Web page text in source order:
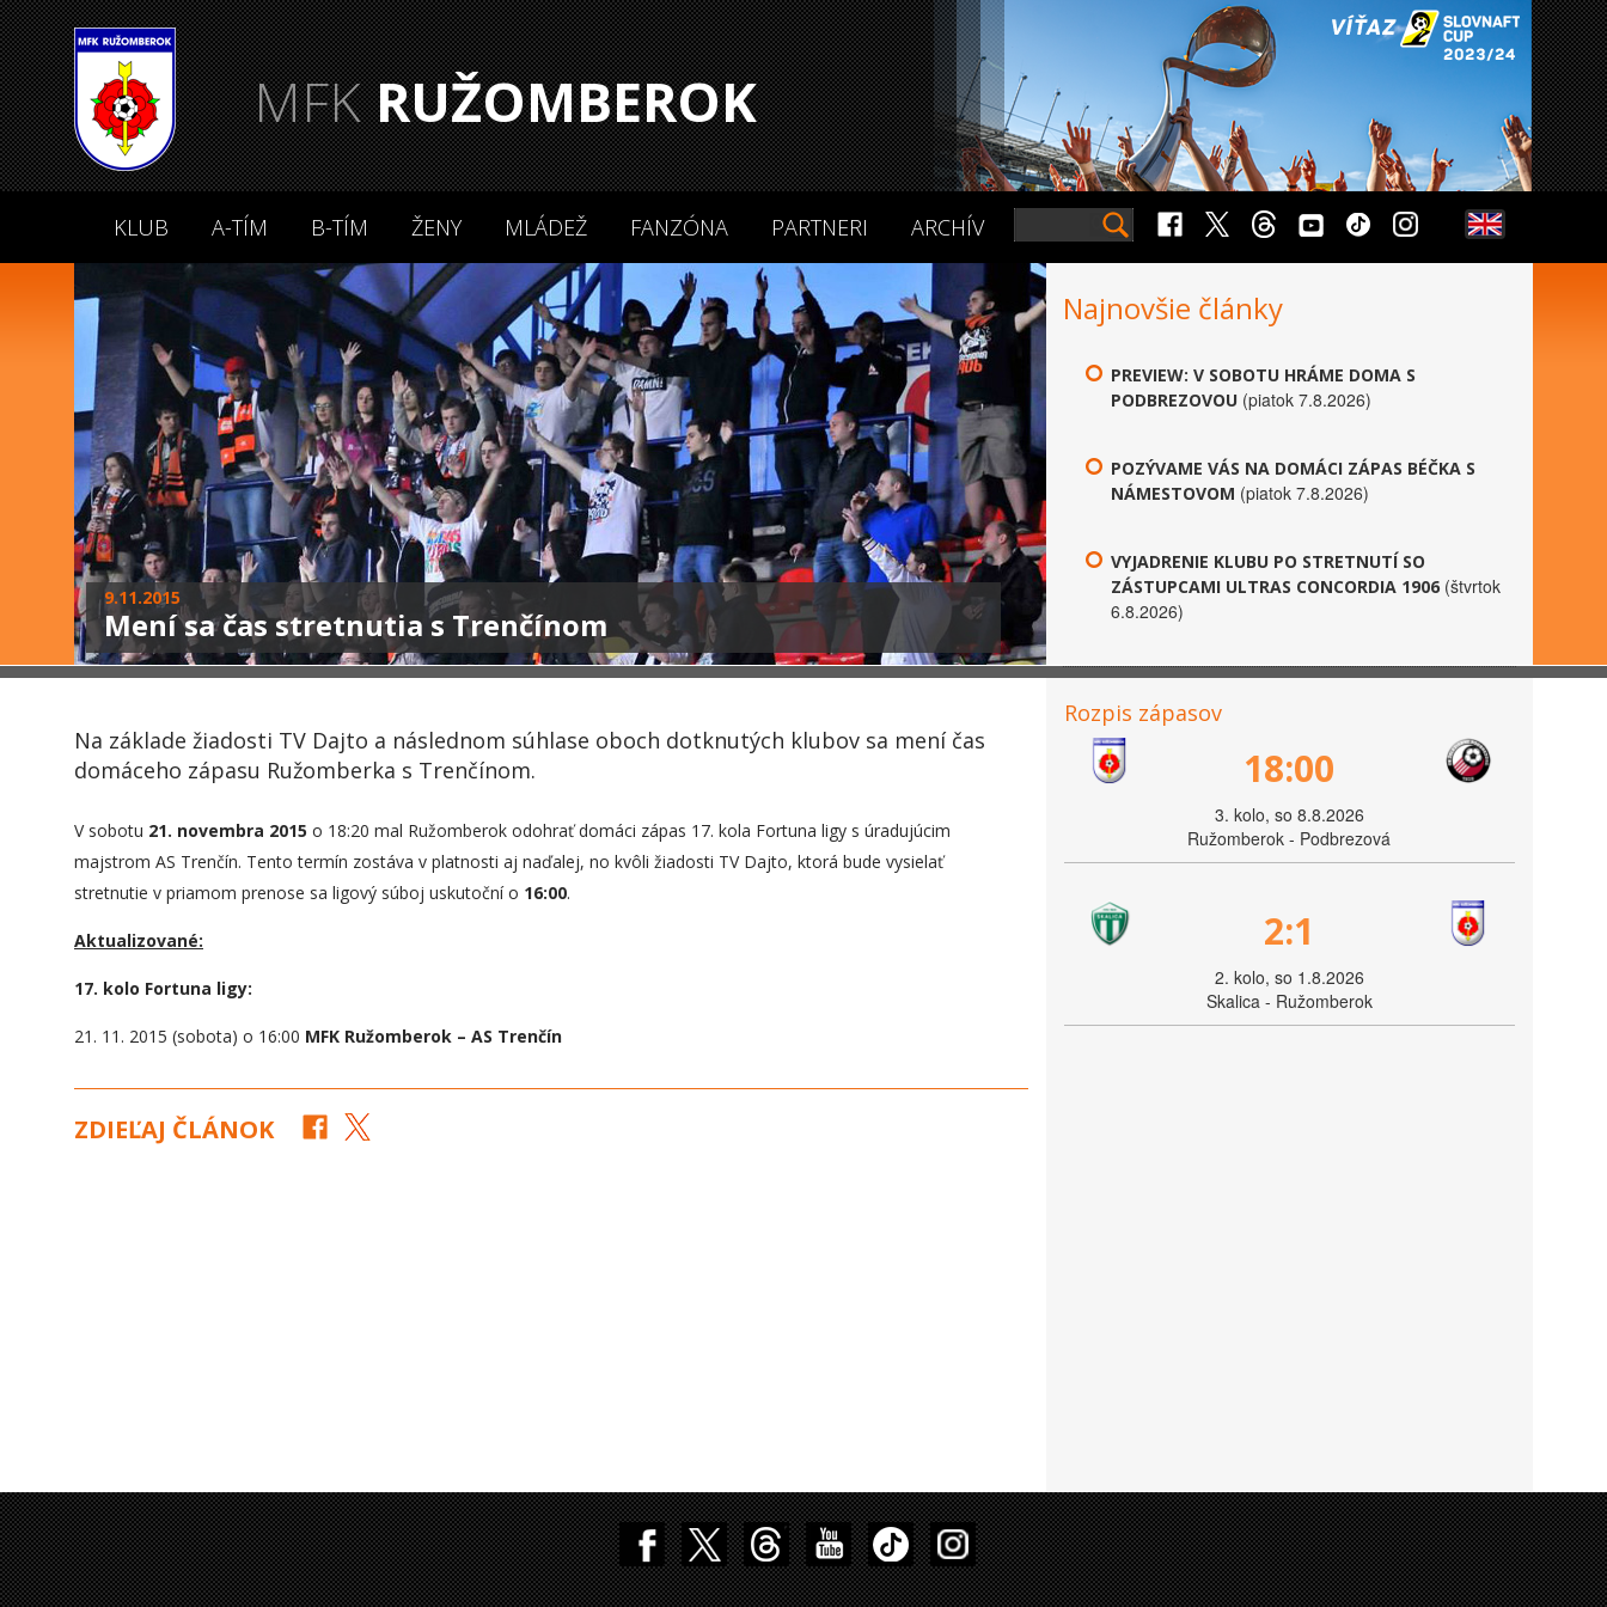
MFKRUŽOMBEROK
KLUB A-TÍM B-TÍM ŽENY MLÁDEŽ FANZÓNA PARTNERI ARCHÍV
9.11.2015
Mení sa čas stretnutia s Trenčínom
Najnovšie články
PREVIEW: V SOBOTU HRÁME DOMA S
PODBREZOVOU (piatok 7.8.2026)
POZÝVAME VÁS NA DOMÁCI ZÁPAS BÉČKA S
NÁMESTOVOM (piatok 7.8.2026)
VYJADRENIE KLUBU PO STRETNUTÍ SO
ZÁSTUPCAMI ULTRAS CONCORDIA 1906 (štvrtok
6.8.2026)
Na základe žiadosti TV Dajto a následnom súhlase oboch dotknutých klubov sa mení čas
domáceho zápasu Ružomberka s Trenčínom.
V sobotu 21. novembra 2015 o 18:20 mal Ružomberok odohrať domáci zápas 17. kola Fortuna ligy s úradujúcim
majstrom AS Trenčín. Tento termín zostáva v platnosti aj naďalej, no kvôli žiadosti TV Dajto, ktorá bude vysielať
stretnutie v priamom prenose sa ligový súboj uskutoční o 16:00.
Aktualizované:
17. kolo Fortuna ligy:
21. 11. 2015 (sobota) o 16:00 MFK Ružomberok – AS Trenčín
ZDIEĽAJ ČLÁNOK
Rozpis zápasov
18:00
3. kolo, so 8.8.2026
Ružomberok - Podbrezová
2:1
2. kolo, so 1.8.2026
Skalica - Ružomberok